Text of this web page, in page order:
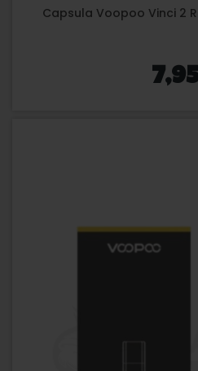
Capsula Voopoo Vinci 2